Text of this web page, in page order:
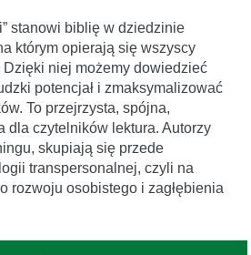
stanowi biblię w dziedzinie
którym opierają się wszyscy
Dzięki niej możemy dowiedzieć
potencjał i zmaksymalizować
To przejrzysta, spójna,
dla czytelników lektura. Autorzy
skupiają się przede
transpersonalnej, czyli na
rozwoju osobistego i zagłębienia